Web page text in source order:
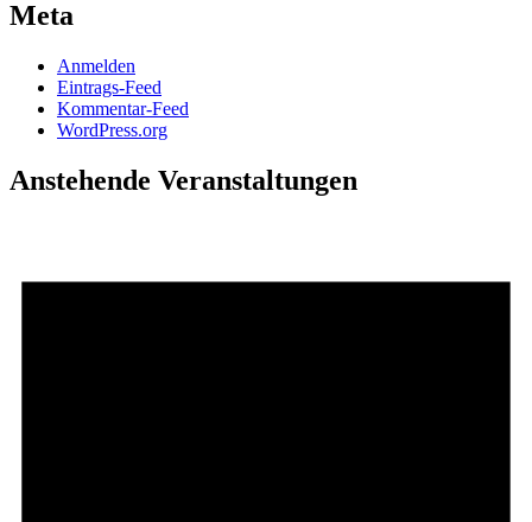
Meta
Anmelden
Eintrags-Feed
Kommentar-Feed
WordPress.org
Anstehende Veranstaltungen